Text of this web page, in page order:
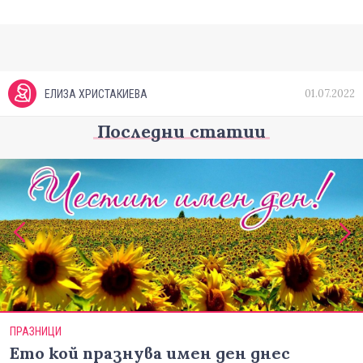
ЕЛИЗА ХРИСТАКИЕВА 01.07.2022
Последни статии
ПРАЗНИЦИ
Ето кой празнува имен ден днес